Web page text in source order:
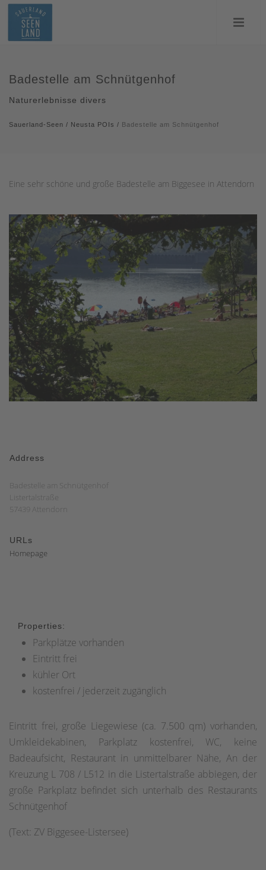
Badestelle am Schnütgenhof
Naturerlebnisse divers
Sauerland-Seen / Neusta POIs / Badestelle am Schnütgenhof
Eine sehr schöne und große Badestelle am Biggesee in Attendorn
Address
Badestelle am Schnütgenhof
Listertalstraße
57439 Attendorn
URLs
Homepage
Properties:
Parkplätze vorhanden
Eintritt frei
kühler Ort
kostenfrei / jederzeit zugänglich
Eintritt frei, große Liegewiese (ca. 7.500 qm) vorhanden,
Umkleidekabinen, Parkplatz kostenfrei, WC, keine
Badeaufsicht, Restaurant in unmittelbarer Nähe, An der
Kreuzung L 708 / L512 in die Listertalstraße abbiegen, der
große Parkplatz befindet sich unterhalb des Restaurants
Schnütgenhof
(Text: ZV Biggesee-Listersee)